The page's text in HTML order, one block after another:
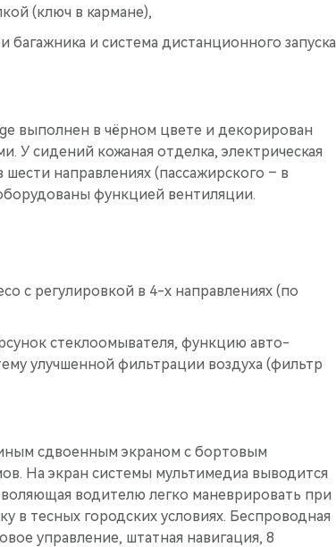
(ключ в кармане),
и система дистанционного запуска
выполнен в чёрном цвете и декорирован
сидений кожаная отделка, электрическая
направлениях (пассажирского – в
функцией вентиляции.
с регулировкой в 4-х направлениях (по
стеклоомывателя, функцию авто-
улучшенной фильтрации воздуха (фильтр
сдвоенным экраном с бортовым
На экран системы мультимедиа выводится
водителю легко маневрировать при
в тесных городских условиях. Беспроводная
управление, штатная навигация, 8